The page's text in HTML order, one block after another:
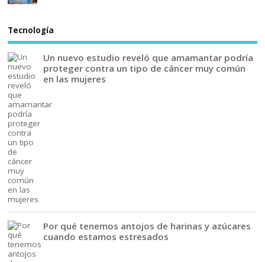
Tecnología
Un nuevo estudio reveló que amamantar podría
proteger contra un tipo de cáncer muy común
en las mujeres
Por qué tenemos antojos de harinas y azúcares
cuando estamos estresados